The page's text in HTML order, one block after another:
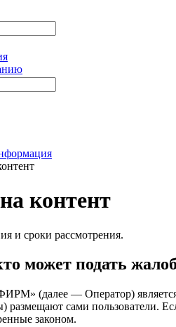
контент
и сроки рассмотрения.
может подать
(далее — Оператор) является
размещают сами пользователи.
законом.